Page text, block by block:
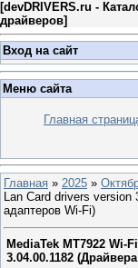
[devDRIVERS.ru -
драйверов]
Вход на сайт
Меню сайта
Главная
Главная » 2025 »
Lan Card drivers
адаптеров Wi-Fi)
MediaTek MT7922 Wi-
3.04.00.1182